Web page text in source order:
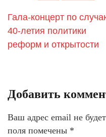
Гала-концерт по
40-летия политики
реформ и открытости
Добавить
Ваш адрес email не
поля помечены *